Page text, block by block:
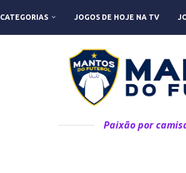
CATEGORIAS JOGOS DE HOJE NA TV
Paixão por